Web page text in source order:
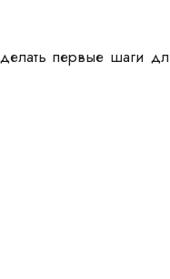
первые шаги